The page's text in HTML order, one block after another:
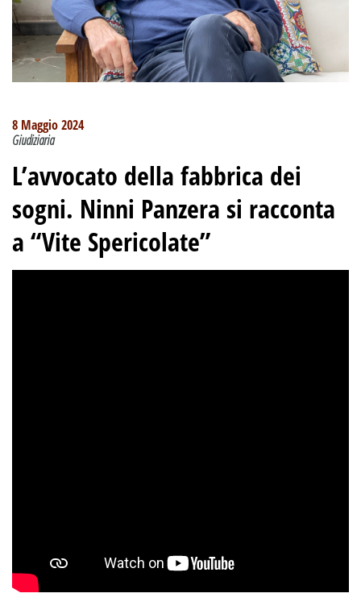
8 Maggio 2024
Giudiziaria
L’avvocato della fabbrica dei
sogni. Ninni Panzera si racconta
a “Vite Spericolate”